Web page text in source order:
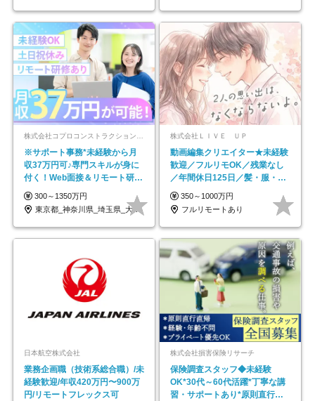
※サポート事務*未経験から月
収37万円可♪専門スキルが身に
付く！Web面接＆リモート研修
も充実♪/a
300～1350万円
東京都_神奈川県_埼玉県_大阪府_愛知県…
株式会社ＬＩＶＥ ＵＰ
動画編集クリエイター★未経験
歓迎／フルリモOK／残業なし
／年間休日125日／髪・服・ネ
イル自由／研修充実で安心
350～1000万円
フルリモートあり
日本航空株式会社
業務企画職（技術系総合職）/未
経験歓迎/年収420万円〜900万
円/リモートフレックス可
株式会社損害保険リサーチ
保険調査スタッフ◆未経験
OK*30代～60代活躍*丁寧な講
習・サポートあり*原則直行直